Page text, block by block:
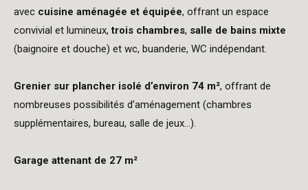
avec cuisine aménagée et équipée, offrant un espace
convivial et lumineux,trois chambres, salle de bains mixte
(baignoire et douche) et wc, buanderie, WC indépendant.
Grenier sur plancher isolé d’environ 74 m², offrant de
nombreuses possibilités d’aménagement (chambres
supplémentaires, bureau, salle de jeux…).
Garage attenant de 27 m²